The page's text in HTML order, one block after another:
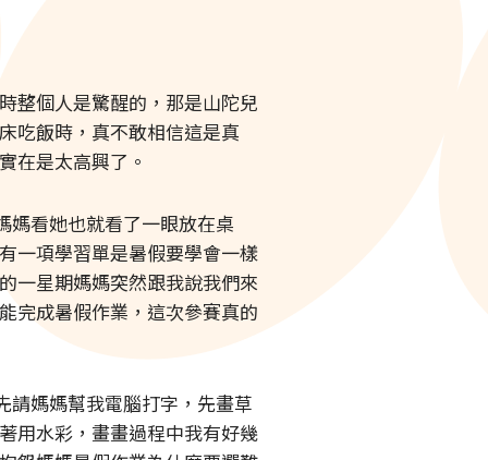
整個人是驚醒的，那是山陀兒
吃飯時，真不敢相信這是真
在是太高興了。
媽看她也就看了一眼放在桌
一項學習單是暑假要學會一樣
一星期媽媽突然跟我說我們來
完成暑假作業，這次參賽真的
請媽媽幫我電腦打字，先畫草
用水彩，畫畫過程中我有好幾